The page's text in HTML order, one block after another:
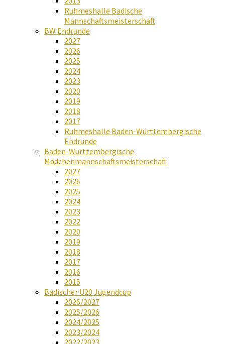
Ruhmeshalle Badische
Mannschaftsmeisterschaft
BW Endrunde
2027
2026
2025
2024
2023
2020
2019
2018
2017
Ruhmeshalle Baden-Württembergische
Endrunde
Baden-Württembergische
Mädchenmannschaftsmeisterschaft
2027
2026
2025
2024
2023
2022
2020
2019
2018
2017
2016
2015
Badischer U20 Jugendcup
2026/2027
2025/2026
2024/2025
2023/2024
2022/2023